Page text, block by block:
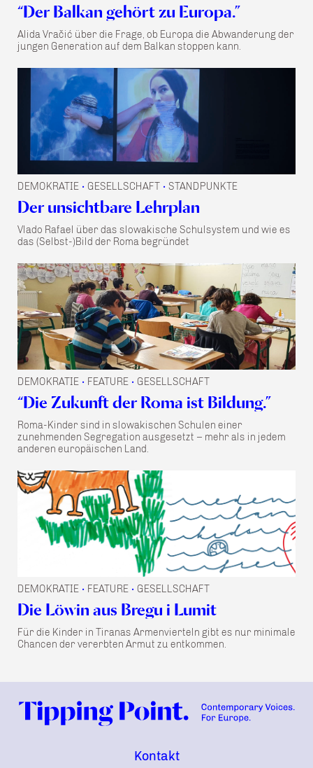
“Der Balkan gehört zu Europa.”
Alida Vračić über die Frage, ob Europa die Abwanderung der
jungen Generation auf dem Balkan stoppen kann.
DEMOKRATIE • GESELLSCHAFT • STANDPUNKTE
Der unsichtbare Lehrplan
Vlado Rafael über das slowakische Schulsystem und wie es
das (Selbst-)Bild der Roma begründet
DEMOKRATIE • FEATURE • GESELLSCHAFT
“Die Zukunft der Roma ist Bildung.”
Roma-Kinder sind in slowakischen Schulen einer
zunehmenden Segregation ausgesetzt – mehr als in jedem
anderen europäischen Land.
DEMOKRATIE • FEATURE • GESELLSCHAFT
Die Löwin aus Bregu i Lumit
Für die Kinder in Tiranas Armenvierteln gibt es nur minimale
Chancen der vererbten Armut zu entkommen.
Kontakt